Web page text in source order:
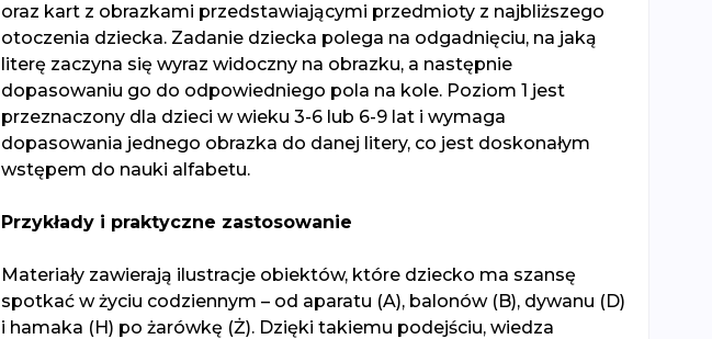
oraz kart z obrazkami przedstawiającymi przedmioty z najbliższego
otoczenia dziecka. Zadanie dziecka polega na odgadnięciu, na jaką
literę zaczyna się wyraz widoczny na obrazku, a następnie
dopasowaniu go do odpowiedniego pola na kole. Poziom 1 jest
przeznaczony dla dzieci w wieku 3-6 lub 6-9 lat i wymaga
dopasowania jednego obrazka do danej litery, co jest doskonałym
wstępem do nauki alfabetu.
Przykłady i praktyczne zastosowanie
Materiały zawierają ilustracje obiektów, które dziecko ma szansę
spotkać w życiu codziennym – od aparatu (A), balonów (B), dywanu (D)
i hamaka (H) po żarówkę (Ż). Dzięki takiemu podejściu, wiedza